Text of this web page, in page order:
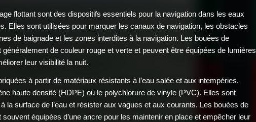
flottant sont des dispositifs essentiels pour la navigation dans les eaux
Elles sont utilisées pour marquer les canaux de navigation, les obstacles
de baignade et les zones interdites à la navigation. Les bouées de
généralement de couleur rouge et verte et peuvent être équipées de lumières
leur visibilité la nuit.
à partir de matériaux résistants à l’eau salée et aux intempéries,
haute densité (HDPE) ou le polychlorure de vinyle (PVC). Elles sont
la surface de l’eau et résister aux vagues et aux courants. Les bouées de
souvent équipées d’une ancre pour les maintenir en place et empêcher leur